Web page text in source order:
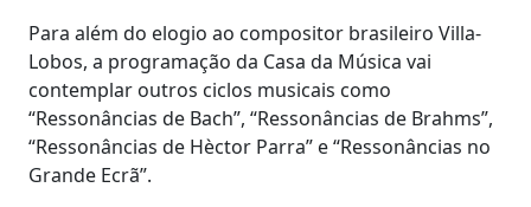
Para além do elogio ao compositor brasileiro Villa-
Lobos, a programação da Casa da Música vai
contemplar outros ciclos musicais como
“Ressonâncias de Bach”, “Ressonâncias de Brahms”,
“Ressonâncias de Hèctor Parra” e “Ressonâncias no
Grande Ecrã”.